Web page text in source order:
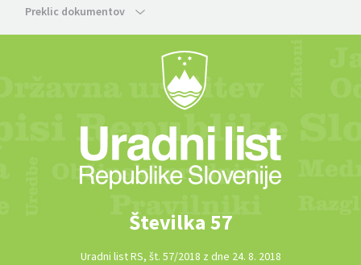
Preklic dokumentov
Številka 57
Uradni list RS, št. 57/2018 z dne 24. 8. 2018